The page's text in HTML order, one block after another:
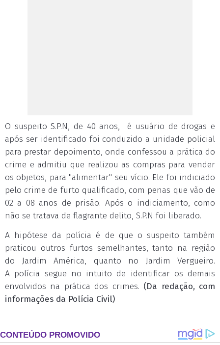
O suspeito S.P.N, de 40 anos, é usuário de drogas e
após ser identificado foi conduzido a unidade policial
para prestar depoimento, onde confessou a prática do
crime e admitiu que realizou as compras para vender
os objetos, para "alimentar" seu vício. Ele foi indiciado
pelo crime de furto qualificado, com penas que vão de
02 a 08 anos de prisão. Após o indiciamento, como
não se tratava de flagrante delito, S.P.N foi liberado.
A hipótese da polícia é de que o suspeito também
praticou outros furtos semelhantes, tanto na região
do Jardim América, quanto no Jardim Vergueiro.
A polícia segue no intuito de identificar os demais
envolvidos na prática dos crimes. (Da redação, com
informações da Polícia Civil)